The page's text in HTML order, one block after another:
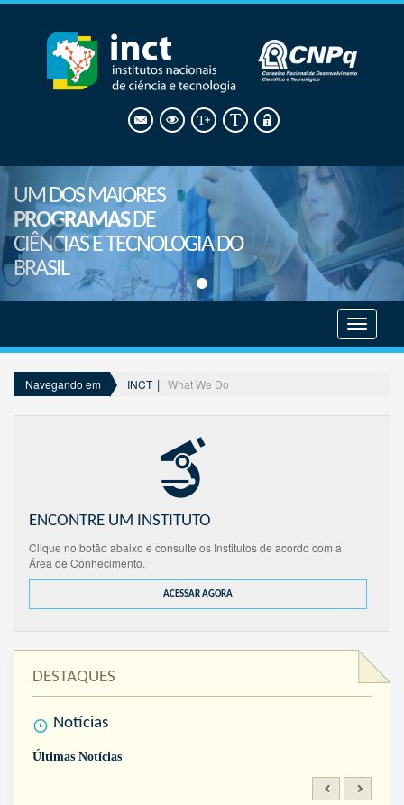
UM DOS MAIORES
PROGRAMASDE
CIÊNCIAS E TECNOLOGIA DO
BRASIL
menu
Navegando em INCT What We Do
ENCONTRE UM INSTITUTO
Clique no botão abaixo e consulte os Institutos de acordo com a
Área de Conhecimento.
ACESSAR AGORA
DESTAQUES
Notícias
Últimas Notícias